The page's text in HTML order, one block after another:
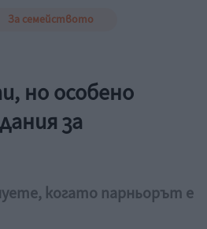
За семейството
но особено
за
когато парньорът е